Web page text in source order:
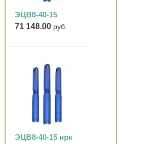
ЭЦВ8-40-15
71 148.00 руб.
ЭЦВ8-40-15 нрк